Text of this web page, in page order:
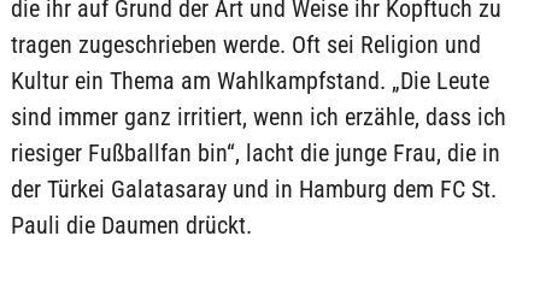
die ihr auf Grund der Art und Weise ihr Kopftuch zu
tragen zugeschrieben werde. Oft sei Religion und
Kultur ein Thema am Wahlkampfstand. „Die Leute
sind immer ganz irritiert, wenn ich erzähle, dass ich
riesiger Fußballfan bin“, lacht die junge Frau, die in
der Türkei Galatasaray und in Hamburg dem FC St.
Pauli die Daumen drückt.